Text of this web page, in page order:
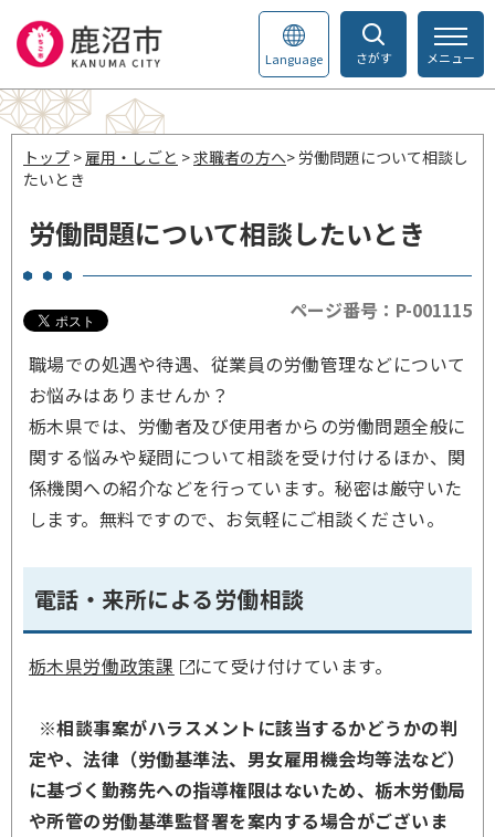
さがす
Language メニュー
トップ > 雇用・しごと >求職者の方へ> 労働問題について相談し
たいとき
労働問題について相談したいとき
ページ番号：P-001115
職場での処遇や待遇、従業員の労働管理などについて
お悩みはありませんか？
栃木県では、労働者及び使用者からの労働問題全般に
関する悩みや疑問について相談を受け付けるほか、関
係機関への紹介などを行っています。秘密は厳守いた
します。無料ですので、お気軽にご相談ください。
電話・来所による労働相談
栃木県労働政策課 にて受け付けています。
※相談事案がハラスメントに該当するかどうかの判
定や、法律（労働基準法、男女雇用機会均等法など）
に基づく勤務先への指導権限はないため、栃木労働局
や所管の労働基準監督署を案内する場合がございま